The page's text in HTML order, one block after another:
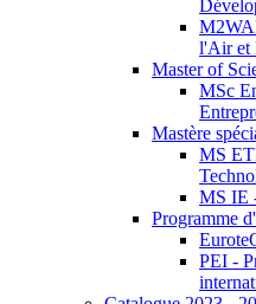
l'Air et
Master of
MSc
Mastère
MS
MS IE
Programme
PEI -